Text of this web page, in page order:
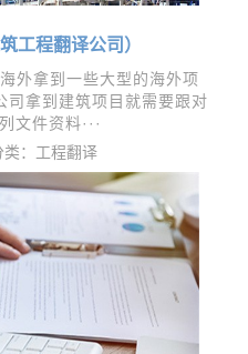
工程翻译公司）
外拿到一些大型的海外项
司拿到建筑项目就需要跟对
文件资料···
： 工程翻译